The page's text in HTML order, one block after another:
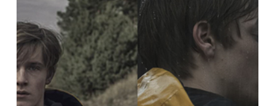
c
o
n
t
e